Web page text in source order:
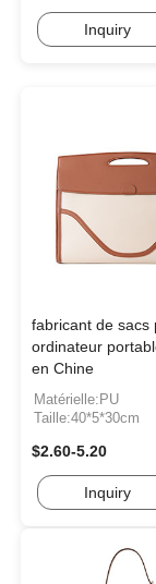
Inquiry
fabricant de sacs
ordinateur
en Chine
Matérielle:PU
Taille:40*5*30cm
$2.60-5.20
Inquiry